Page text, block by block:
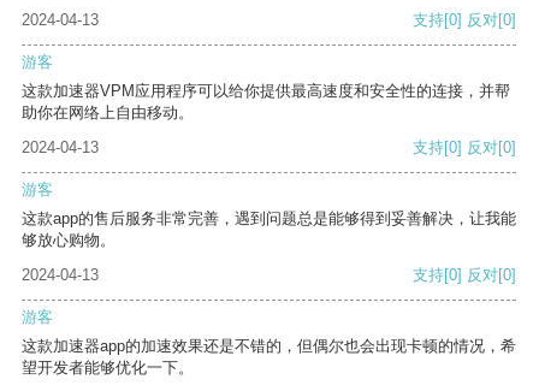
2024-04-13
支持[0] 反对[0]
游客
这款加速器VPM应用程序可以给你提供最高速度和安全性的连接，并帮
助你在网络上自由移动。
2024-04-13
支持[0] 反对[0]
游客
这款app的售后服务非常完善，遇到问题总是能够得到妥善解决，让我能
够放心购物。
2024-04-13
支持[0] 反对[0]
游客
这款加速器app的加速效果还是不错的，但偶尔也会出现卡顿的情况，希
望开发者能够优化一下。